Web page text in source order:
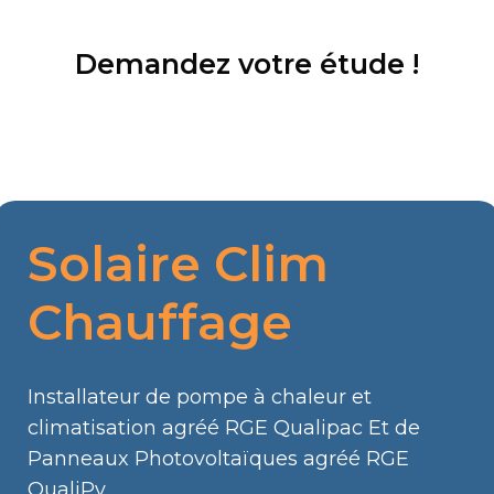
Demandez votre étude !
Solaire Clim
Chauffage
Installateur de pompe à chaleur et
climatisation agréé RGE Qualipac Et de
Panneaux Photovoltaïques agréé RGE